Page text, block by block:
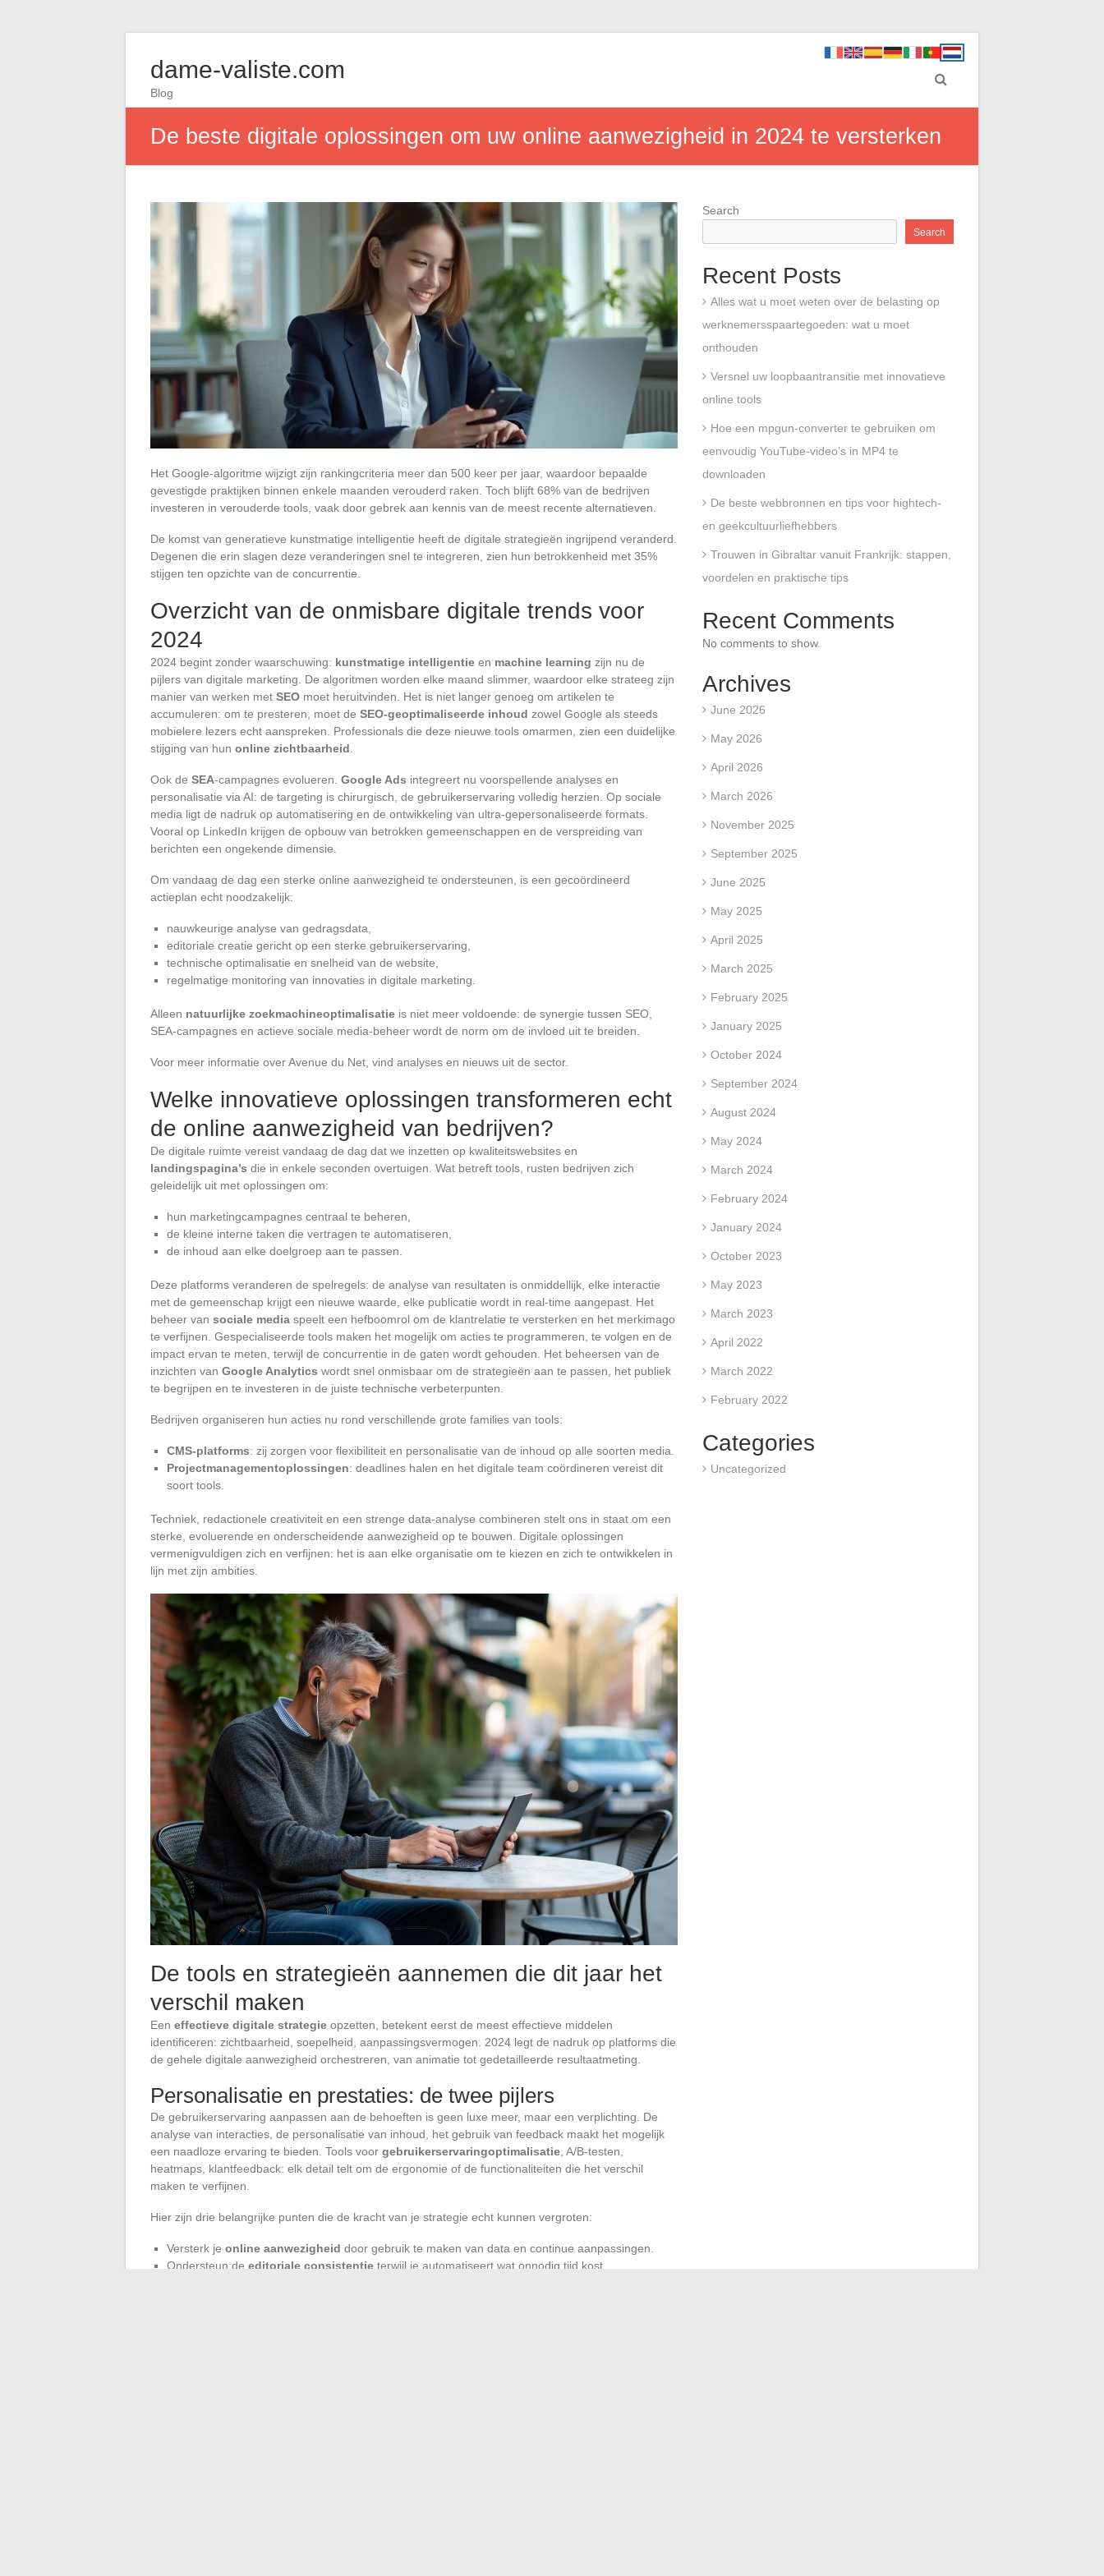
dame-valiste.com
Blog
De beste digitale oplossingen om uw online aanwezigheid in 2024 te versterken
Het Google-algoritme wijzigt zijn rankingcriteria meer dan 500 keer per jaar, waardoor bepaalde
gevestigde praktijken binnen enkele maanden verouderd raken. Toch blijft 68% van de bedrijven
investeren in verouderde tools, vaak door gebrek aan kennis van de meest recente alternatieven.
De komst van generatieve kunstmatige intelligentie heeft de digitale strategieën ingrijpend veranderd.
Degenen die erin slagen deze veranderingen snel te integreren, zien hun betrokkenheid met 35%
stijgen ten opzichte van de concurrentie.
Overzicht van de onmisbare digitale trends voor
2024
2024 begint zonder waarschuwing: kunstmatige intelligentie en machine learning zijn nu de
pijlers van digitale marketing. De algoritmen worden elke maand slimmer, waardoor elke strateeg zijn
manier van werken met SEO moet heruitvinden. Het is niet langer genoeg om artikelen te
accumuleren: om te presteren, moet de SEO-geoptimaliseerde inhoud zowel Google als steeds
mobielere lezers echt aanspreken. Professionals die deze nieuwe tools omarmen, zien een duidelijke
stijging van hun online zichtbaarheid
Ook de SEA-campagnes evolueren. Google Ads integreert nu voorspellende analyses en
personalisatie via AI: de targeting is chirurgisch, de gebruikerservaring volledig herzien. Op sociale
media ligt de nadruk op automatisering en de ontwikkeling van ultra-gepersonaliseerde formats.
Vooral op LinkedIn krijgen de opbouw van betrokken gemeenschappen en de verspreiding van
berichten een ongekende dimensie.
Om vandaag de dag een sterke online aanwezigheid te ondersteunen, is een gecoördineerd
actieplan echt noodzakelijk:
nauwkeurige analyse van gedragsdata,
editoriale creatie gericht op een sterke gebruikerservaring,
technische optimalisatie en snelheid van de website,
regelmatige monitoring van innovaties in digitale marketing.
Alleen natuurlijke zoekmachineoptimalisatie is niet meer voldoende: de synergie tussen SEO,
SEA-campagnes en actieve sociale media-beheer wordt de norm om de invloed uit te breiden.
Voor meer informatie over Avenue du Net, vind analyses en nieuws uit de sector.
Welke innovatieve oplossingen transformeren echt
de online aanwezigheid van bedrijven?
De digitale ruimte vereist vandaag de dag dat we inzetten op kwaliteitswebsites en
landingspagina’s die in enkele seconden overtuigen. Wat betreft tools, rusten bedrijven zich
geleidelijk uit met oplossingen om:
hun marketingcampagnes centraal te beheren,
de kleine interne taken die vertragen te automatiseren,
de inhoud aan elke doelgroep aan te passen.
Deze platforms veranderen de spelregels: de analyse van resultaten is onmiddellijk, elke interactie
met de gemeenschap krijgt een nieuwe waarde, elke publicatie wordt in real-time aangepast. Het
beheer van sociale media speelt een hefboomrol om de klantrelatie te versterken en het merkimago
te verfijnen. Gespecialiseerde tools maken het mogelijk om acties te programmeren, te volgen en de
impact ervan te meten, terwijl de concurrentie in de gaten wordt gehouden. Het beheersen van de
inzichten van Google Analytics wordt snel onmisbaar om de strategieën aan te passen, het publiek
te begrijpen en te investeren in de juiste technische verbeterpunten.
Bedrijven organiseren hun acties nu rond verschillende grote families van tools:
CMS-platforms: zij zorgen voor flexibiliteit en personalisatie van de inhoud op alle soorten media.
Projectmanagementoplossingen: deadlines halen en het digitale team coördineren vereist dit
soort tools.
Techniek, redactionele creativiteit en een strenge data-analyse combineren stelt ons in staat om een
sterke, evoluerende en onderscheidende aanwezigheid op te bouwen. Digitale oplossingen
vermenigvuldigen zich en verfijnen: het is aan elke organisatie om te kiezen en zich te ontwikkelen in
lijn met zijn ambities.
De tools en strategieën aannemen die dit jaar het
verschil maken
Een effectieve digitale strategie opzetten, betekent eerst de meest effectieve middelen
identificeren: zichtbaarheid, soepelheid, aanpassingsvermogen. 2024 legt de nadruk op platforms die
de gehele digitale aanwezigheid orchestreren, van animatie tot gedetailleerde resultaatmeting.
Personalisatie en prestaties: de twee pijlers
De gebruikerservaring aanpassen aan de behoeften is geen luxe meer, maar een verplichting. De
analyse van interacties, de personalisatie van inhoud, het gebruik van feedback maakt het mogelijk
een naadloze ervaring te bieden. Tools voor gebruikerservaringoptimalisatie , A/B-testen,
heatmaps, klantfeedback: elk detail telt om de ergonomie of de functionaliteiten die het verschil
maken te verfijnen.
Hier zijn drie belangrijke punten die de kracht van je strategie echt kunnen vergroten:
Versterk je online aanwezigheid door gebruik te maken van data en continue aanpassingen.
Ondersteun de editoriale consistentie terwijl je automatiseert wat onnodig tijd kost.
Search
Search
Recent Posts
Alles wat u moet weten over de belasting op
werknemersspaartegoeden: wat u moet
onthouden
Versnel uw loopbaantransitie met innovatieve
online tools
Hoe een mpgun-converter te gebruiken om
eenvoudig YouTube-video’s in MP4 te
downloaden
De beste webbronnen en tips voor hightech-
en geekcultuurliefhebbers
Trouwen in Gibraltar vanuit Frankrijk: stappen,
voordelen en praktische tips
Recent Comments
No comments to show.
Archives
June 2026
May 2026
April 2026
March 2026
November 2025
September 2025
June 2025
May 2025
April 2025
March 2025
February 2025
January 2025
October 2024
September 2024
August 2024
May 2024
March 2024
February 2024
January 2024
October 2023
May 2023
March 2023
April 2022
March 2022
February 2022
Categories
Uncategorized